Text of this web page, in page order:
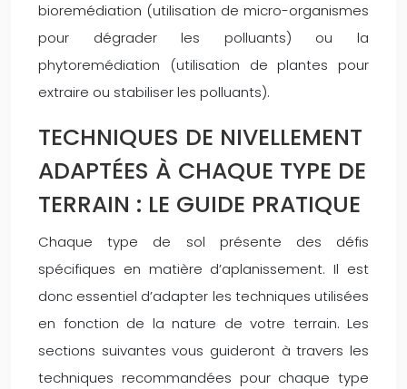
bioremédiation (utilisation de micro-organismes
pour dégrader les polluants) ou la
phytoremédiation (utilisation de plantes pour
extraire ou stabiliser les polluants).
TECHNIQUES DE NIVELLEMENT
ADAPTÉES À CHAQUE TYPE DE
TERRAIN : LE GUIDE PRATIQUE
Chaque type de sol présente des défis
spécifiques en matière d’aplanissement. Il est
donc essentiel d’adapter les techniques utilisées
en fonction de la nature de votre terrain. Les
sections suivantes vous guideront à travers les
techniques recommandées pour chaque type